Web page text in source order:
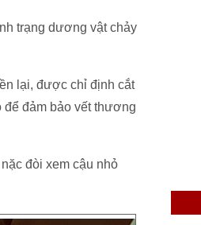
trạng dương vật chảy
lại, được chỉ định cắt
để đảm bảo vết thương
đòi xem cậu nhỏ